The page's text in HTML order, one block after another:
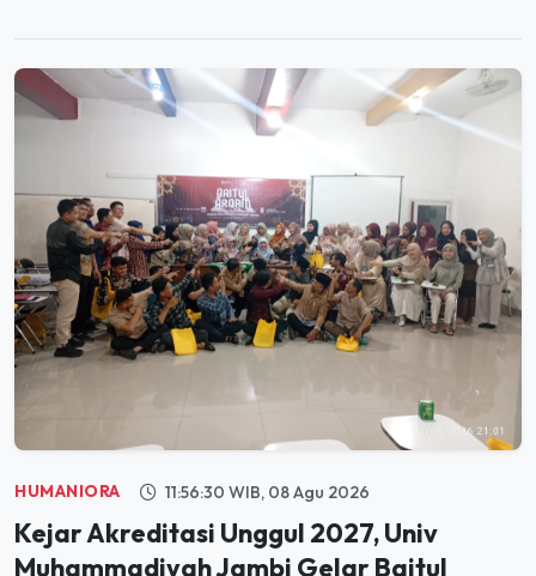
HUMANIORA 11:56:30 WIB, 08 Agu 2026
Kejar Akreditasi Unggul 2027, Univ
Muhammadiyah Jambi Gelar Baitul